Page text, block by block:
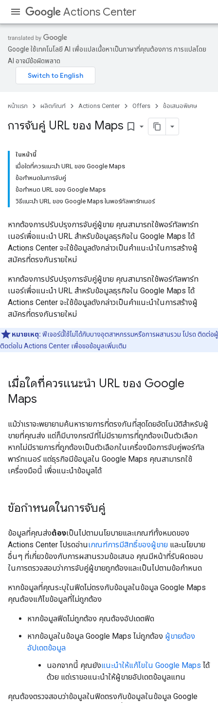
Actions Center
Google ใช้เทคโนโลยี AI เพื่อแปลเนื้อหาเป็นภาษาที่คุณต้องการ การแปลโดย
AI อาจมีข้อผิดพลาด
หน้าแรก ผลิตภัณฑ์ Actions Center Offers ข้อเสนอพิเศษ
การจับคู่ URL ของ Maps bookmark_border
ในหน้านี้
เมื่อใดที่ควรแนะนำ URL ของ Google Maps
ข้อกำหนดในการจับคู่
ข้อกำหนด URL ของ Google Maps
วิธีแนะนำ URL ของ Google Maps ในพอร์ทัลพาร์ทเนอร์
หากต้องการปรับปรุงการจับคู่ผู้ขาย คุณสามารถใช้พอร์ทัลพาร์ท
เนอร์เพื่อแนะนำ URL สำหรับข้อมูลธุรกิจใน Google Maps ได้
Actions Center จะใช้ข้อมูลดังกล่าวเป็นคำแนะนำในการสร้างผู้
สมัครที่ตรงกันรายใหม่
หากต้องการปรับปรุงการจับคู่ผู้ขาย คุณสามารถใช้พอร์ทัลพาร์ท
เนอร์เพื่อแนะนำ URL สำหรับข้อมูลธุรกิจใน Google Maps ได้
Actions Center จะใช้ข้อมูลดังกล่าวเป็นคำแนะนำในการสร้างผู้
สมัครที่ตรงกันรายใหม่
หมายเหตุ: ฟีเจอร์นี้ใช้ไม่ได้กับบางอุตสาหกรรมหรือการผสานรวม โปรด ติดต่อผู้
ติดต่อใน Actions Center เพื่อขอข้อมูลเพิ่มเติม
เมื่อใดที่ควรแนะนำ URL ของ Google
Maps
แม้ว่าเราจะพยายามค้นหารายการที่ตรงกันที่สุดโดยอัตโนมัติสำหรับผู้
ขายที่คุณส่ง แต่ก็มีบางกรณีที่ไม่มีรายการที่ถูกต้องเป็นตัวเลือก
หากไม่มีรายการที่ถูกต้องเป็นตัวเลือกในเครื่องมือการจับคู่พอร์ทัล
พาร์ทเนอร์ แต่ธุรกิจมีข้อมูลใน Google Maps คุณสามารถใช้
เครื่องมือนี้ เพื่อแนะนำข้อมูลได้
ข้อกำหนดในการจับคู่
ข้อมูลที่คุณส่งต้องเป็นไปตามนโยบายและเกณฑ์ทั้งหมดของ
Actions Center โปรดอ่านเกณฑ์การมีสิทธิ์ของผู้ขาย และนโยบาย
อื่นๆ ที่เกี่ยวข้องกับการผสานรวมข้อเสนอ คุณมีหน้าที่รับผิดชอบ
ในการตรวจสอบว่าการจับคู่ผู้ขายถูกต้องและเป็นไปตามข้อกำหนด
หากข้อมูลที่คุณระบุในฟีดไม่ตรงกับข้อมูลในข้อมูล Google Maps
คุณต้องแก้ไขข้อมูลที่ไม่ถูกต้อง
หากข้อมูลฟีดไม่ถูกต้อง คุณต้องอัปเดตฟีด
หากข้อมูลในข้อมูล Google Maps ไม่ถูกต้อง ผู้ขายต้อง
อัปเดตข้อมูล
นอกจากนี้ คุณยังแนะนําให้แก้ไขใน Google Maps ได้
ด้วย แต่เราขอแนะนำให้ผู้ขายอัปเดตข้อมูลแทน
คุณต้องตรวจสอบว่าข้อมูลในฟีดตรงกับข้อมูลในข้อมูล Google